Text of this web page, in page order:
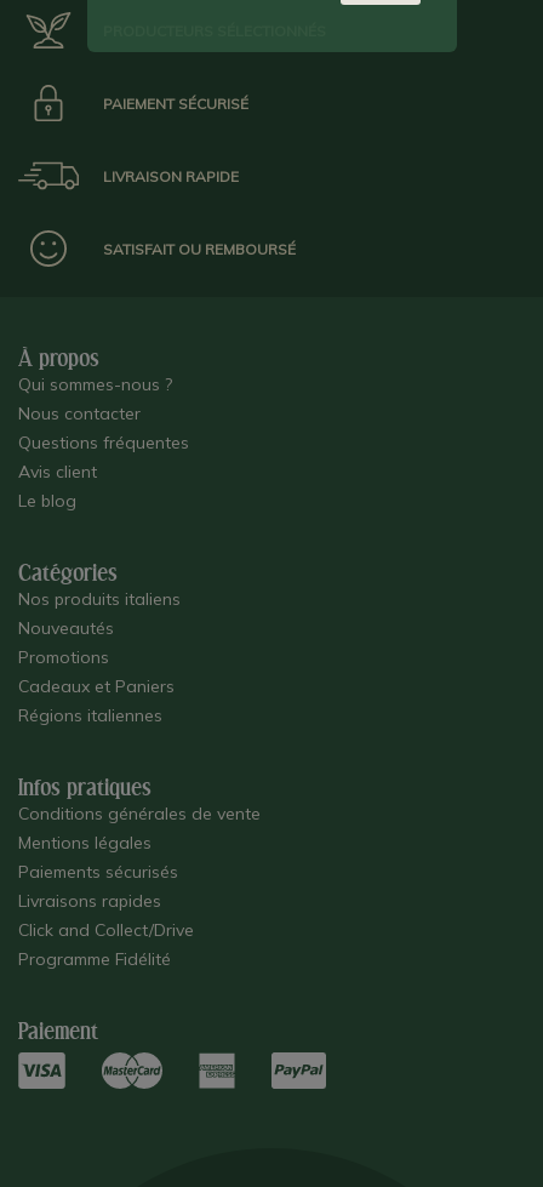
PAIEMENT SÉCURISÉ
LIVRAISON RAPIDE
SATISFAIT OU REMBOURSÉ
À propos
Qui sommes-nous ?
Nous contacter
Questions fréquentes
Avis client
Le blog
Catégories
Nos produits italiens
Nouveautés
Promotions
Cadeaux et Paniers
Régions italiennes
Infos pratiques
Conditions générales de vente
Mentions légales
Paiements sécurisés
Livraisons rapides
Click and Collect/Drive
Programme Fidélité
Paiement